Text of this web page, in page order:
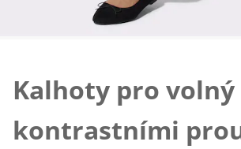
Kalhoty pro volný
kontrastními